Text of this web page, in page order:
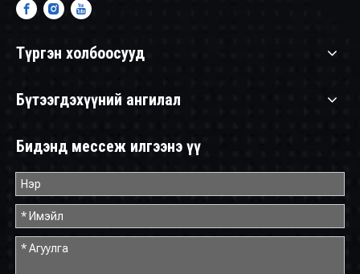
Түргэн холбоосууд
Бүтээгдэхүүний ангилал
Бидэнд мессеж илгээнэ үү